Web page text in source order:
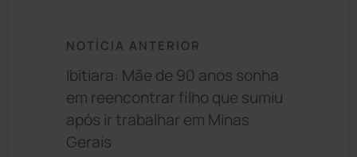
NOTÍCIA ANTERIOR
Ibitiara: Mãe de 90 anos sonha
em reencontrar filho que sumiu
após ir trabalhar em Minas
Gerais